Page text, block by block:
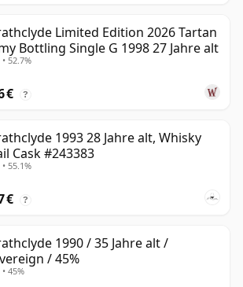
Limited Edition 2026 Tartan
Bottling Single G 1998 27 Jahre alt
52.7%
€ ?
1993 28 Jahre alt, Whisky
Cask #243383
55.1%
€ ?
1990 / 35 Jahre alt /
/ 45%
45%